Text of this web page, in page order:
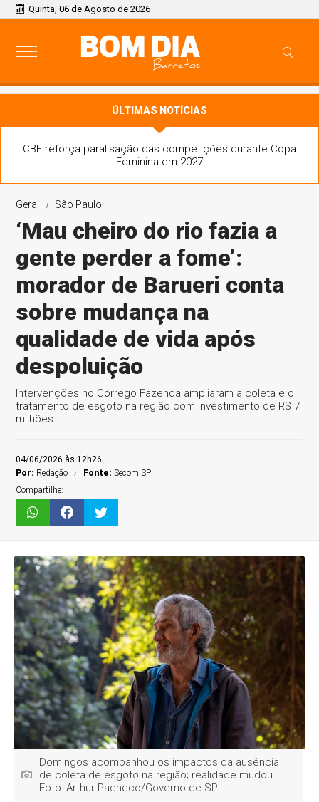
Quinta, 06 de Agosto de 2026
ÚLTIMAS NOTÍCIAS
CBF reforça paralisação das competições durante Copa
Feminina em 2027
Geral São Paulo
‘Mau cheiro do rio fazia a
gente perder a fome’:
morador de Barueri conta
sobre mudança na
qualidade de vida após
despoluição
Intervenções no Córrego Fazenda ampliaram a coleta e o
tratamento de esgoto na região com investimento de R$ 7
milhões
04/06/2026 às 12h26
Por: Redação Fonte:Secom SP
Compartilhe:
Domingos acompanhou os impactos da ausência
de coleta de esgoto na região; realidade mudou.
Foto: Arthur Pacheco/Governo de SP.